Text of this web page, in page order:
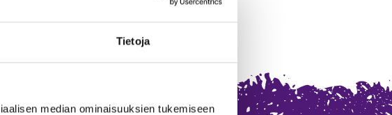
Tietoja
median ominaisuuksien tukemiseen